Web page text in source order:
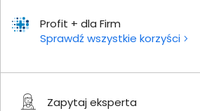
Profit + dla Firm
Sprawdź wszystkie korzyści
Zapytaj eksperta